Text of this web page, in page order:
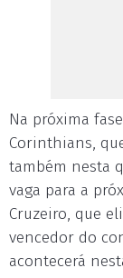
Na próxima
Corinthians,
também nesta
vaga para a
Cruzeiro, que
vencedor do
acontecerá